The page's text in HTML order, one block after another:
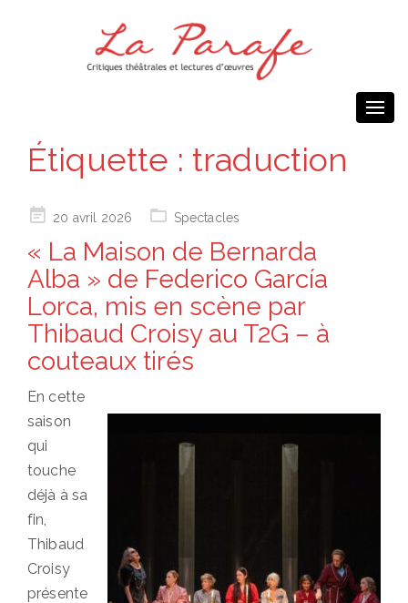
Étiquette : traduction
Posted20 avril 2026 Spectacles
« La Maison de Bernarda
Alba » de Federico García
Lorca, mis en scène par
Thibaud Croisy au T2G – à
couteaux tirés
En cette
saison
qui
touche
déjà à sa
fin,
Thibaud
Croisy
présente